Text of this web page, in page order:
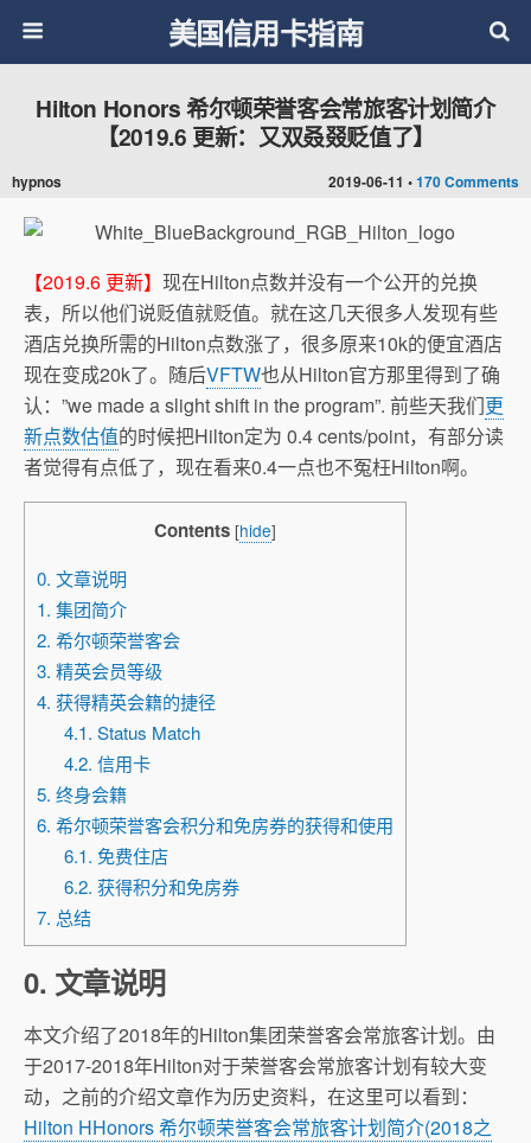
美国信用卡指南
2019-06-11 •170 Comments
Hilton Honors 希尔顿荣誉客会常旅客计划简介
【2019.6 更新：又双叒叕贬值了】
hypnos
【2019.6 更新】 现在Hilton点数并没有一个公开的兑换
表，所以他们说贬值就贬值。就在这几天很多人发现有些
酒店兑换所需的Hilton点数涨了，很多原来10k的便宜酒店
现在变成20k了。随后VFTW也从Hilton官方那里得到了确
认：”we made a slight shift in the program”. 前些天我们更
新点数估值的时候把Hilton定为 0.4 cents/point，有部分读
者觉得有点低了，现在看来0.4一点也不冤枉Hilton啊。
Contents [hide]
0. 文章说明
1. 集团简介
2. 希尔顿荣誉客会
3. 精英会员等级
4. 获得精英会籍的捷径
4.1. Status Match
4.2. 信用卡
5. 终身会籍
6. 希尔顿荣誉客会积分和免房券的获得和使用
6.1. 免费住店
6.2. 获得积分和免房券
7. 总结
0. 文章说明
本文介绍了2018年的Hilton集团荣誉客会常旅客计划。由
于2017-2018年Hilton对于荣誉客会常旅客计划有较大变
动，之前的介绍文章作为历史资料，在这里可以看到：
Hilton HHonors 希尔顿荣誉客会常旅客计划简介(2018之